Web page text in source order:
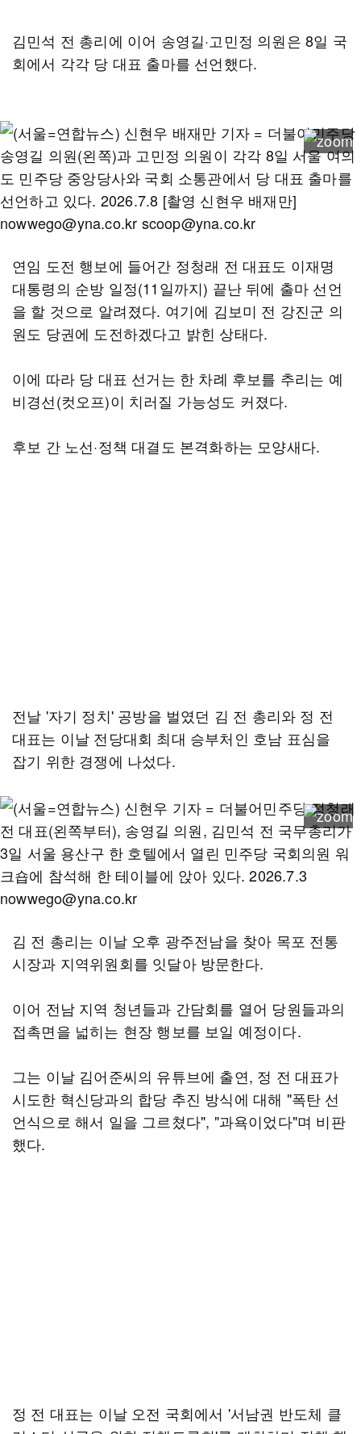
김민석 전 총리에 이어 송영길·고민정 의원은 8일 국
회에서 각각 당 대표 출마를 선언했다.
연임 도전 행보에 들어간 정청래 전 대표도 이재명
대통령의 순방 일정(11일까지) 끝난 뒤에 출마 선언
을 할 것으로 알려졌다. 여기에 김보미 전 강진군 의
원도 당권에 도전하겠다고 밝힌 상태다.
이에 따라 당 대표 선거는 한 차례 후보를 추리는 예
비경선(컷오프)이 치러질 가능성도 커졌다.
후보 간 노선·정책 대결도 본격화하는 모양새다.
전날 '자기 정치' 공방을 벌였던 김 전 총리와 정 전
대표는 이날 전당대회 최대 승부처인 호남 표심을
잡기 위한 경쟁에 나섰다.
김 전 총리는 이날 오후 광주전남을 찾아 목포 전통
시장과 지역위원회를 잇달아 방문한다.
이어 전남 지역 청년들과 간담회를 열어 당원들과의
접촉면을 넓히는 현장 행보를 보일 예정이다.
그는 이날 김어준씨의 유튜브에 출연, 정 전 대표가
시도한 혁신당과의 합당 추진 방식에 대해 "폭탄 선
언식으로 해서 일을 그르쳤다", "과욕이었다"며 비판
했다.
정 전 대표는 이날 오전 국회에서 '서남권 반도체 클